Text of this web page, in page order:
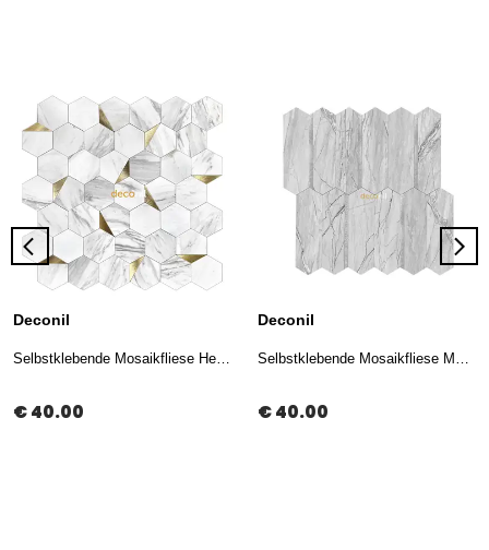
Deconil
Selbstklebende Mosaikfliese Hexagon Weiß Gold 29*28 cm (10 Stück)
€ 40.00
Deconil
Selbstklebende Mosaikfliese Marmor Silber 27*27 cm (10 Stück)
€ 40.00